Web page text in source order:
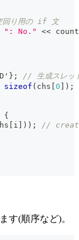
り用の if 文
": No." <<
} ;
// 生成スレッ
sizeof ( chs [0 ] ) ;
{
[ i ] ) ) ;
//
す(順序など)。